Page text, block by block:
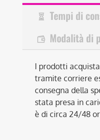
Tempi di
Modalità di
I prodotti
tramite corriere
consegna della
stata presa in
è di circa 24/48